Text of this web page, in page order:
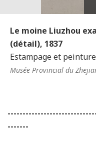
Le moine Liuzhou
(détail), 1837
Estampage et
Musée Provincial du
-------